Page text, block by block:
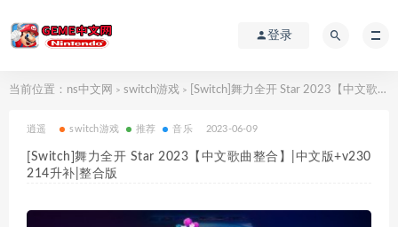
登录
当前位置： ns中文网 > switch游戏 > [Switch]舞力全开 Star 2023【中文歌曲整合】|中文版+v230214升补|整合版
逍遥 switch游戏 推荐 音乐 2023-06-09
[Switch]舞力全开 Star 2023【中文歌曲整合】|中文版+v230
214升补|整合版